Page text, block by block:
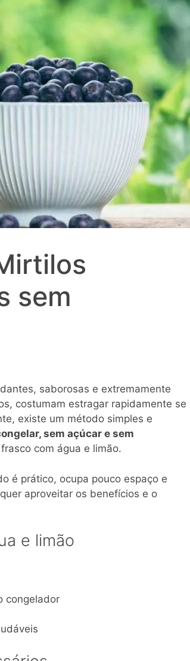
sem
saborosas e extremamente
costumam estragar rapidamente se
existe um método simples e
sem açúcar e sem
com água e limão.
é prático, ocupa pouco espaço e
aproveitar os benefícios e o
e limão
congelador